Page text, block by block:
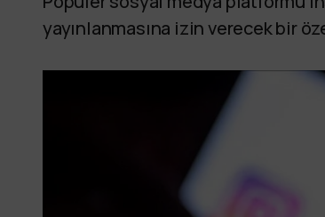
yayınlanmasına izin verecek bir